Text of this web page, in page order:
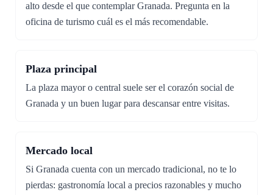
alto desde el que contemplar Granada. Pregunta en la
oficina de turismo cuál es el más recomendable.
Plaza principal
La plaza mayor o central suele ser el corazón social de
Granada y un buen lugar para descansar entre visitas.
Mercado local
Si Granada cuenta con un mercado tradicional, no te lo
pierdas: gastronomía local a precios razonables y mucho